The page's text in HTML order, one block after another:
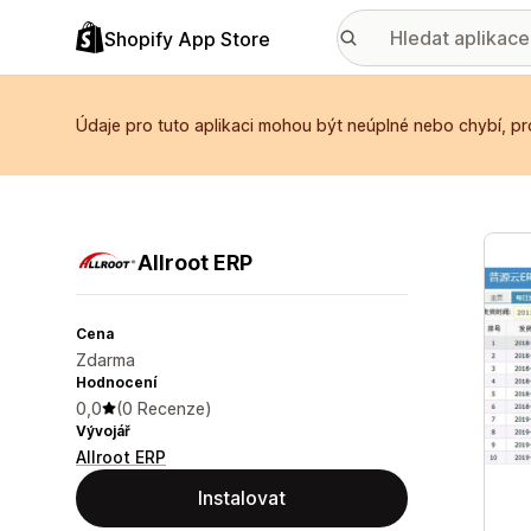
Shopify App Store
Údaje pro tuto aplikaci mohou být neúplné nebo chybí,
Allroot ERP
Cena
Zdarma
Hodnocení
0,0 (0 Recenze)
Vývojář
Allroot ERP
Instalovat